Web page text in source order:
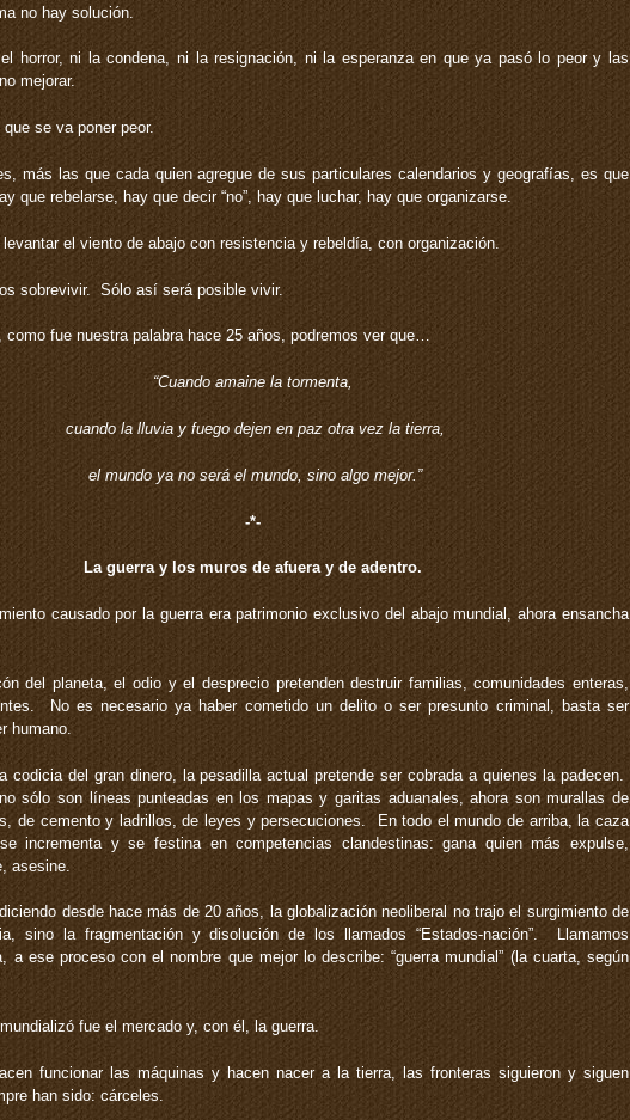
no hay solución.
ni la condena, ni la resignación, ni la esperanza en que ya pasó lo peor y las
mejorar.
se va poner peor.
más las que cada quien agregue de sus particulares calendarios y geografías, es que
que rebelarse, hay que decir “no”, hay que luchar, hay que organizarse.
el viento de abajo con resistencia y rebeldía, con organización.
sobrevivir. Sólo así será posible vivir.
como fue nuestra palabra hace 25 años, podremos ver que…
“Cuando amaine la tormenta,
cuando la lluvia y fuego dejen en paz otra vez la tierra,
el mundo ya no será el mundo, sino algo mejor.”
-*-
La guerra y los muros de afuera y de adentro.
causado por la guerra era patrimonio exclusivo del abajo mundial, ahora ensancha
del planeta, el odio y el desprecio pretenden destruir familias, comunidades enteras,
No es necesario ya haber cometido un delito o ser presunto criminal, basta ser
humano.
codicia del gran dinero, la pesadilla actual pretende ser cobrada a quienes la padecen.
sólo son líneas punteadas en los mapas y garitas aduanales, ahora son murallas de
de cemento y ladrillos, de leyes y persecuciones. En todo el mundo de arriba, la caza
incrementa y se festina en competencias clandestinas: gana quien más expulse,
asesine.
desde hace más de 20 años, la globalización neoliberal no trajo el surgimiento de
sino la fragmentación y disolución de los llamados “Estados-nación”. Llamamos
a ese proceso con el nombre que mejor lo describe: “guerra mundial” (la cuarta, según
fue el mercado y, con él, la guerra.
funcionar las máquinas y hacen nacer a la tierra, las fronteras siguieron y siguen
han sido: cárceles.